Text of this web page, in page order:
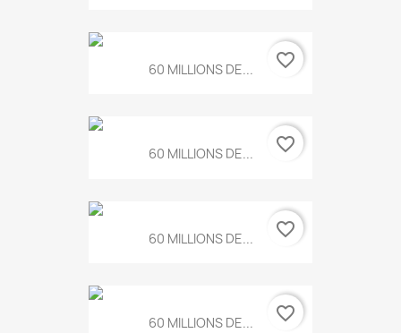
60 MILLIONS DE... favorite_border
60 MILLIONS DE... favorite_border
60 MILLIONS DE... favorite_border
60 MILLIONS DE... favorite_border